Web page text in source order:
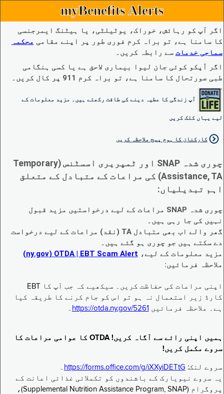
myBenefits Alerts
اگر آپ کو رہائش، خوراک، یوٹیلٹی، یا ہیٹنگ ایمرجنسی
کا سامنا ہے، تو براہ کرم فوری طور پر اپنے مقامی محکمہ
سماجی خدمات سے رابطہ کریں۔
اگر آپکو کوئی جان لیوا بیماری لاحق ہے یا کسی ہنگامی
طبی صورتحال کا سامنا ہے، تو براہ کرم 911 پر کال کریں۔
آپ زندگی کا عطیہ دینے کی طاقت رکھتے ہیں۔ مزید معلومات کے
لیے یہاں کلک کریں
کارکنان کا ہوم پیج ملاحظہ کریں
چوری شدہ SNAP اور ٹمپریری اسسٹنس (Temporary
Assistance, TA) کی مراعات کے متبادل کے متعلق
اہم تبدیلیاں:
چوری شدہ SNAP مراعات کے لیے درخواستیں مزید قبول
نہیں کی جا رہی ہیں۔
گھر والے اب بھی متبادل TA (نقد) مراعات کے لیے درخواست
دے سکتے ہیں جو چوری ہو گئے ہیں۔
مزید معلومات کے لیے، EBT Scam Alert ‏| OTDA ‏(ny.gov)
ملاحظہ فرمائیں:
اپنی مراعات کی حفاظت کریں۔ سیکھیے کہ جب آپ کا EBT
کارڈ زیر استعمال نہ ہو تو اس کو جام کرنے کا طریقہ کیا
ہے۔ ملاحظہ فرمائیں https://otda.ny.gov/5261 ۔
ہمیں اپنی رائے سے آگاہ کریں! OTDA کا عوامی مراعات کا
سروے مکمل کریں!
سروے لنک: https://forms.office.com/g/iXXyiDETtG ۔
یہ سروے نیویارک کے باشندوں کو تکملائی غذائی اعانت کے
پروگرام (Supplemental Nutrition Assistance Program, SNAP)،